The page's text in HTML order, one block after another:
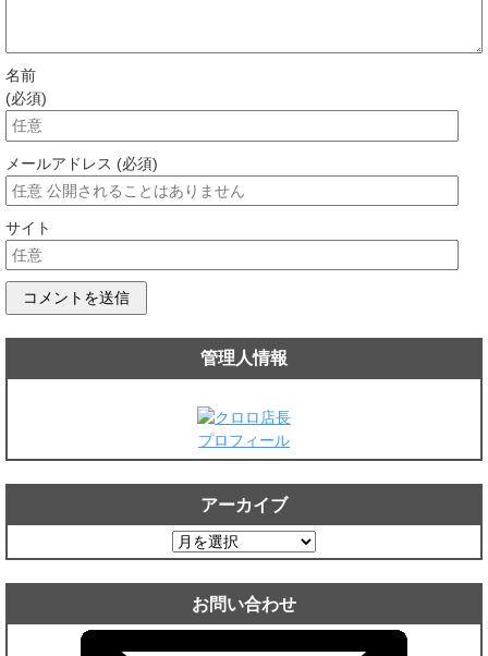
名前
(必須)
メールアドレス (必須)
サイト
管理人情報
プロフィール
アーカイブ
ア
ー
カ
ブ
お問い合わせ